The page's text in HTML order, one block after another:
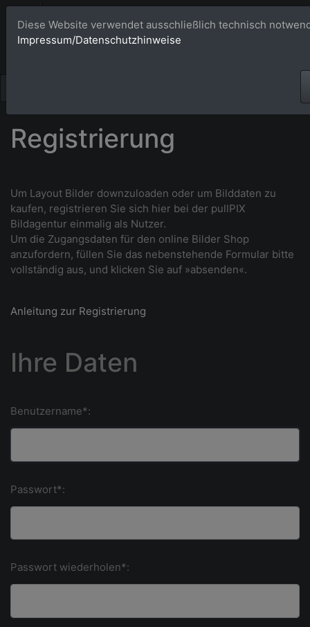
Bildagentur
Registrierung
Um Layout Bilder downzuloaden oder um Bilddaten zu
kaufen, registrieren Sie sich hier bei der pullPIX
Bildagentur einmalig als Nutzer.
Um die Zugangsdaten für den online Bilder Shop
anzufordern, füllen Sie das nebenstehende Formular bitte
vollständig aus, und klicken Sie auf »absenden«.
Anleitung zur Registrierung
Ihre Daten
Benutzername*:
Passwort*:
Passwort wiederholen*:
Diese Website verwendet ausschließlich technisch
Impressum/Datenschutzhinweise